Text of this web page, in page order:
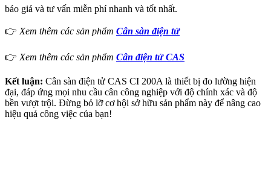
báo giá và tư vấn miễn phí nhanh và tốt nhất.
👉 Xem thêm các sản phẩm Cân sàn điện tử
👉 Xem thêm các sản phẩm Cân điện tử CAS
Kết luận: Cân sàn điện tử CAS CI 200A là thiết bị đo lường hiện
đại, đáp ứng mọi nhu cầu cân công nghiệp với độ chính xác và độ
bền vượt trội. Đừng bỏ lỡ cơ hội sở hữu sản phẩm này để nâng cao
hiệu quả công việc của bạn!